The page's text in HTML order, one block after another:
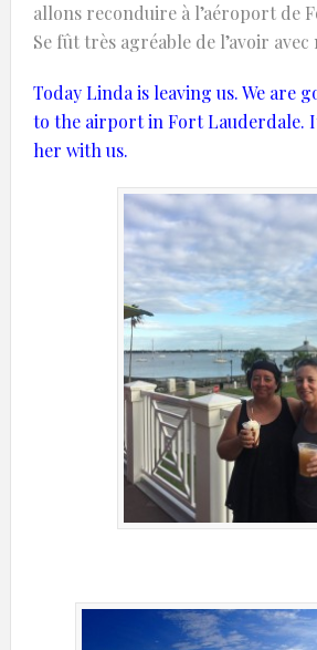
allons reconduire à l’aéroport de
Se fût très agréable de l’avoir avec
Today Linda is leaving us. We are
to the airport in Fort Lauderdale.
her with us.